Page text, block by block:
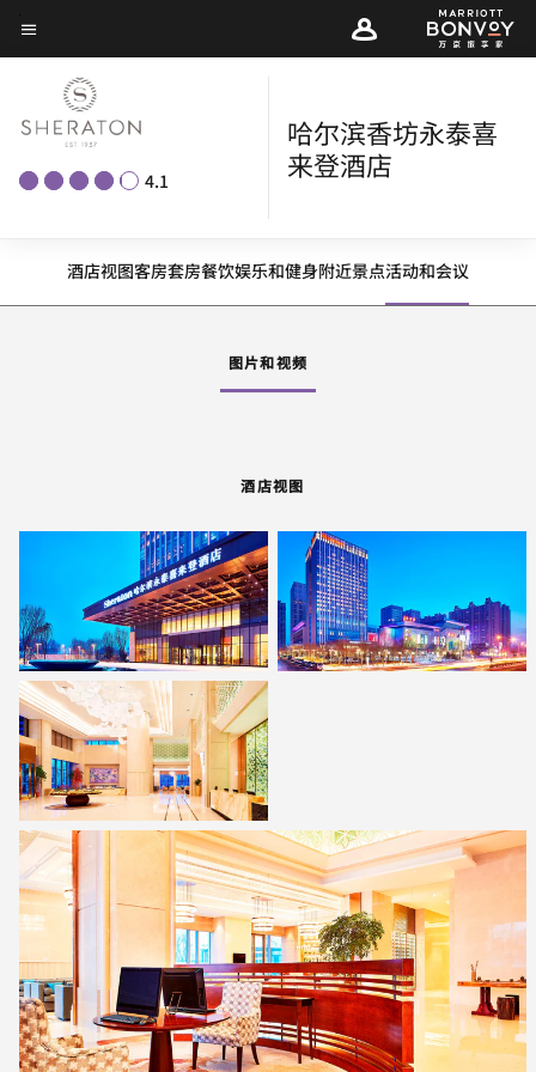
Skip
to
main
content
菜单文本
4.1
哈尔滨香坊永泰喜
来登酒店
酒店视图客房套房餐饮娱乐和健身附近景点活动和会议
图片和视频
酒店视图